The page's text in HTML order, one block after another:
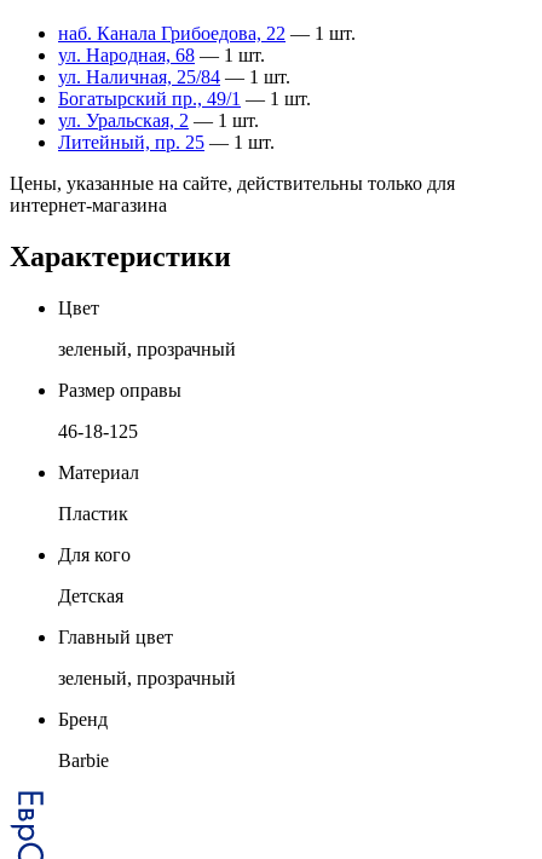
наб. Канала Грибоедова, 22 — 1 шт.
ул. Народная, 68 — 1 шт.
ул. Наличная, 25/84 — 1 шт.
Богатырский пр., 49/1 — 1 шт.
ул. Уральская, 2 — 1 шт.
Литейный, пр. 25 — 1 шт.
Цены, указанные на сайте, действительны только для
интернет-магазина
Характеристики
Цвет
зеленый, прозрачный
Размер оправы
46-18-125
Материал
Пластик
Для кого
Детская
Главный цвет
зеленый, прозрачный
Бренд
Barbie